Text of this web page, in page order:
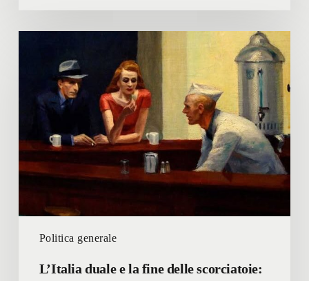
Politica generale
scorciatoie:
se
il
serveL’Italia duale e la fine delle scorciatoie: